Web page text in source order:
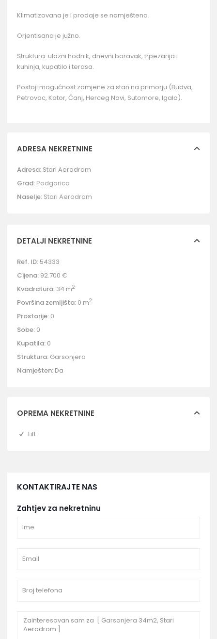
Klimatizovana je i prodaje se namještena.
Orjentisana je južno.
Struktura: ulazni hodnik, dnevni boravak, trpezarija i
kuhinja, kupatilo i terasa.
Postoji mogućnost zamjene za stan na primorju (Budva,
Petrovac, Kotor, Čanj, Herceg Novi, Sutomore, Igalo).
ADRESA NEKRETNINE
Adresa: Stari Aerodrom
Grad: Podgorica
Naselje: Stari Aerodrom
DETALJI NEKRETNINE
Ref. ID: 54333
Cijena: 92.700 €
Kvadratura: 34 m2
Površina zemljišta: 0 m2
Prostorije: 0
Sobe: 0
Kupatila: 0
Struktura: Garsonjera
Namješten: Da
OPREMA NEKRETNINE
Lift
KONTAKTIRAJTE NAS
Zahtjev za nekretninu